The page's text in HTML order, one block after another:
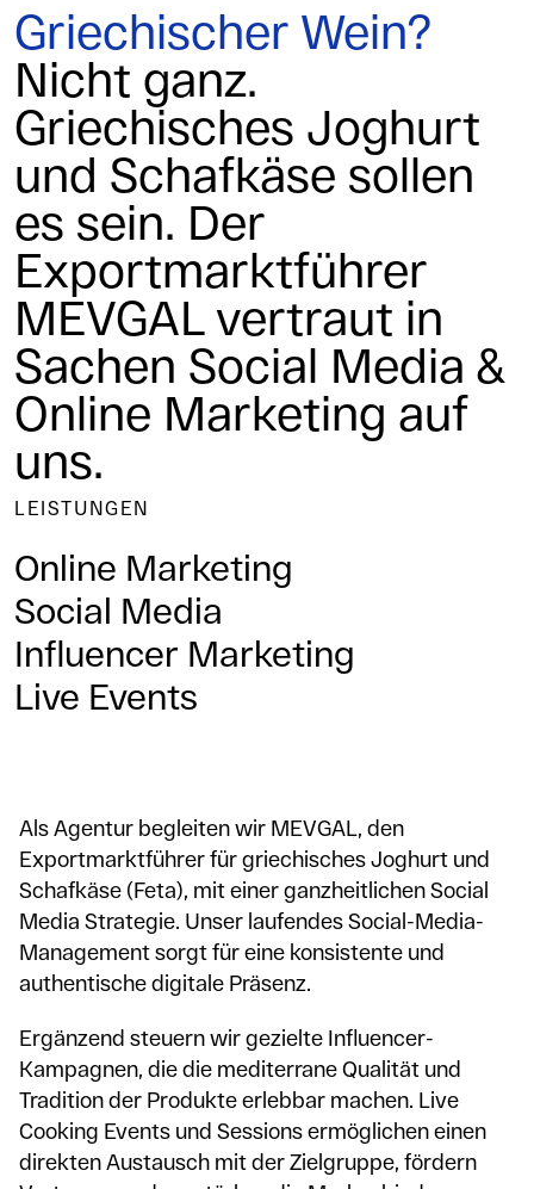
Griechischer Wein?
Nicht ganz.
Griechisches Joghurt
und Schafkäse sollen
es sein. Der
Exportmarktführer
MEVGAL vertraut in
Sachen Social Media &
Online Marketing auf
uns.
LEISTUNGEN
Online Marketing
Social Media
Influencer Marketing
Live Events
Als Agentur begleiten wir MEVGAL, den
Exportmarktführer für griechisches Joghurt und
Schafkäse (Feta), mit einer ganzheitlichen Social
Media Strategie. Unser laufendes Social-Media-
Management sorgt für eine konsistente und
authentische digitale Präsenz.
Ergänzend steuern wir gezielte Influencer-
Kampagnen, die die mediterrane Qualität und
Tradition der Produkte erlebbar machen. Live
Cooking Events und Sessions ermöglichen einen
direkten Austausch mit der Zielgruppe, fördern